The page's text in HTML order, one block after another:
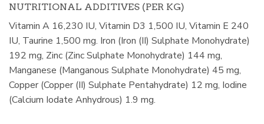
NUTRITIONAL ADDITIVES (PER KG)
Vitamin A 16,230 IU, Vitamin D3 1,500 IU, Vitamin E 240
IU, Taurine 1,500 mg. Iron (Iron (II) Sulphate Monohydrate)
192 mg, Zinc (Zinc Sulphate Monohydrate) 144 mg,
Manganese (Manganous Sulphate Monohydrate) 45 mg,
Copper (Copper (II) Sulphate Pentahydrate) 12 mg, Iodine
(Calcium Iodate Anhydrous) 1.9 mg.